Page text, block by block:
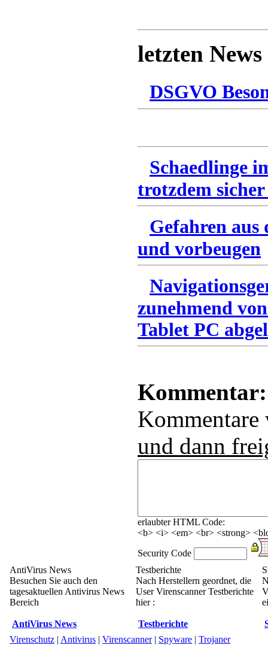
letzten News
DSGVO
Schaedlinge
trotzdem
Gefahren
und vorbeugen
zunehmend
Tablet PC
Kommentar:
und dann
erlaubter HTML Code:
<b> <i> <em> <br> <strong>
Security Code
AntiVirus News
Besuchen Sie auch den
tagesaktuellen Antivirus News
Bereich
AntiVirus News
Testberichte
Nach Herstellern geordnet, die
User Virenscanner Testberichte
hier :
Testberichte
Virenschutz | Antivirus | Virenscanner| Spyware | Trojaner